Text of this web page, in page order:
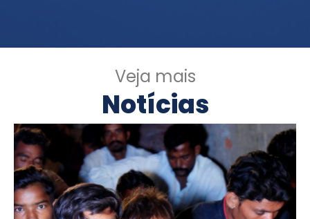
Veja mais
Notícias